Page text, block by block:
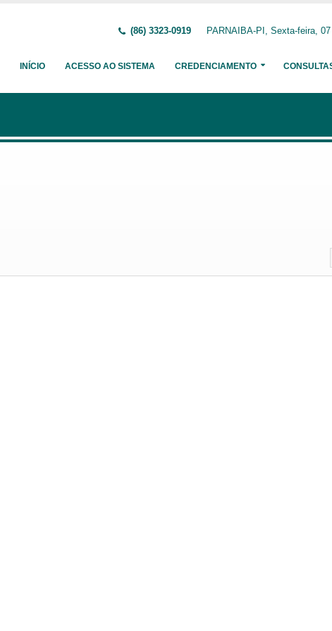
(86) 3323-0919 PARNAIBA-PI, Sexta-feira,
INÍCIO ACESSO AO SISTEMA CREDENCIAMENTO